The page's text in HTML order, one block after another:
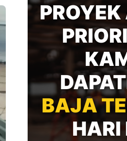
BAJA
HARI